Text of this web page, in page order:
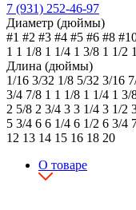
7 (931) 252-46-97
Диаметр (дюймы)
#1 #2 #3 #4 #5 #6 #8
1 1 1/8 1 1/4 1 3/8 1 1/2
Длина (дюймы)
1/16 3/32 1/8 5/32 3/16
3/4 7/8 1 1 1/8 1 1/4 1 3/
2 5/8 2 3/4 3 3 1/4 3 1/2
5 3/4 6 6 1/4 6 1/2 6 3/4
12 13 14 15 16 18 20
О товаре